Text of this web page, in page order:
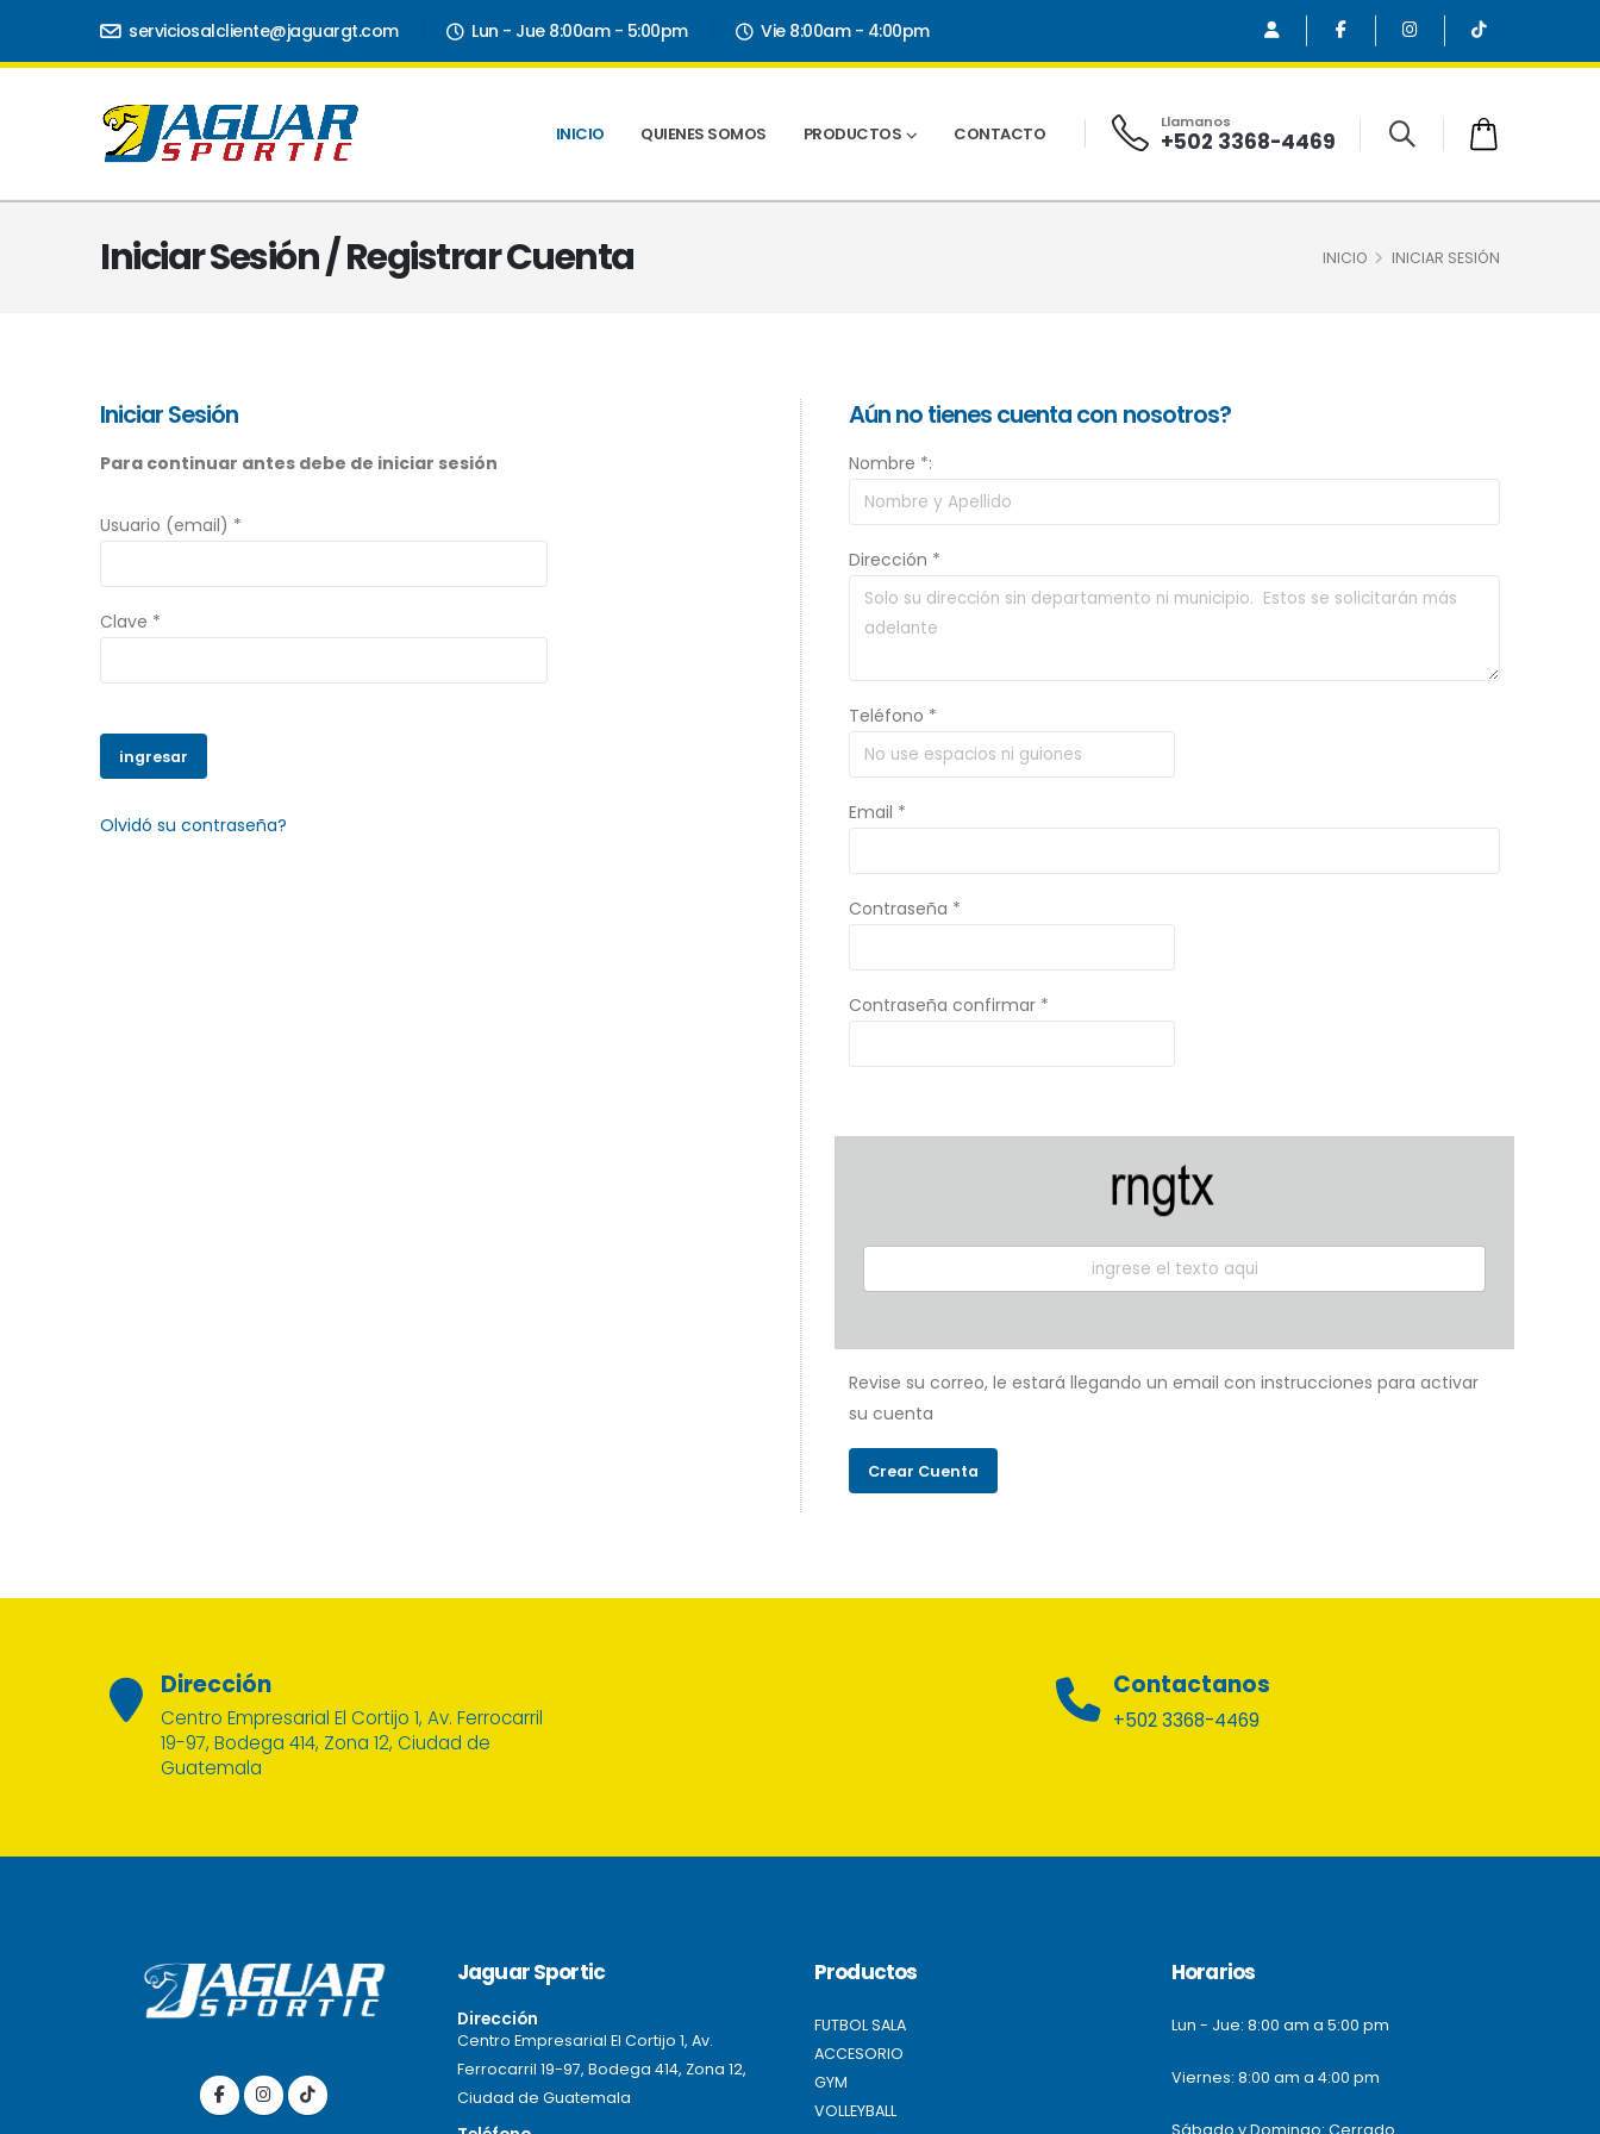
serviciosalcliente@jaguargt.com Lun - Jue 8:00am - 5:00pm Vie 8:00am - 4:00pm
INICIO QUIENES SOMOS PRODUCTOS CONTACTO
Llamanos
+502 3368-4469
Iniciar Sesión / Registrar Cuenta INICIO INICIAR SESIÓN
Iniciar Sesión
Para continuar antes debe de iniciar sesión
Usuario (email) *
Clave *
Olvidó su contraseña?
Aún no tienes cuenta con nosotros?
Nombre *:
Dirección *
Teléfono *
Email *
Contraseña *
Contraseña confirmar *
Revise su correo, le estará llegando un email con instrucciones para activar
su cuenta
Dirección
Centro Empresarial El Cortijo 1, Av. Ferrocarril
19-97, Bodega 414, Zona 12, Ciudad de
Guatemala
Contactanos
+502 3368-4469
Jaguar Sportic
Dirección
Centro Empresarial El Cortijo 1, Av.
Ferrocarril 19-97, Bodega 414, Zona 12,
Ciudad de Guatemala
Productos
FUTBOL SALA
ACCESORIO
GYM
VOLLEYBALL
Horarios
Lun - Jue: 8:00 am a 5:00 pm
Viernes: 8:00 am a 4:00 pm
Sábado y Domingo: Cerrado